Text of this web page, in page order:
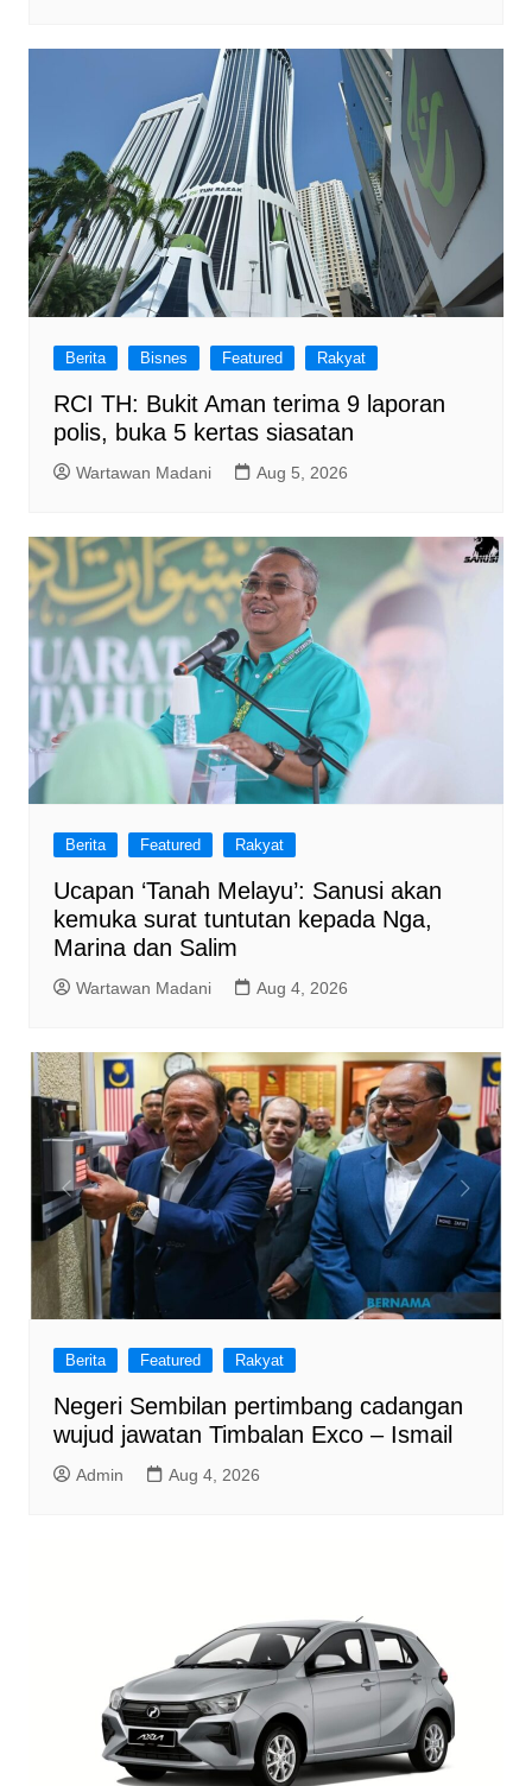
Berita Bisnes Featured Rakyat
RCI TH: Bukit Aman terima 9 laporan
polis, buka 5 kertas siasatan
Wartawan Madani Aug 5, 2026
Berita Featured Rakyat
Ucapan ‘Tanah Melayu’: Sanusi akan
kemuka surat tuntutan kepada Nga,
Marina dan Salim
Wartawan Madani Aug 4, 2026
Berita Featured Rakyat
Negeri Sembilan pertimbang cadangan
wujud jawatan Timbalan Exco – Ismail
Admin Aug 4, 2026